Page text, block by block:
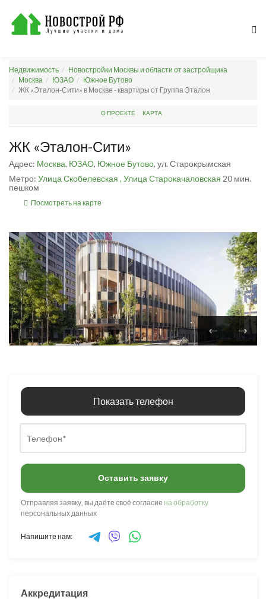
Недвижимость
Новостройки Москвы и области от застройщика
Москва
ЮЗАО
Южное Бутово
ЖК «Эталон-Сити» в Москве - квартиры от Группа Эталон
О ПРОЕКТЕ КАРТА
ЖК «Эталон-Сити»
Адрес: Москва, ЮЗАО, Южное Бутово, ул. Старокрымская
Метро: Улица Скобелевская , Улица Старокачаловская 20 мин.
пешком
Посмотреть на карте
Показать телефон
Оставить заявку
Отправляя заявку, вы даёте своё согласие на обработку
персональных данных
Напишите нам:
Аккредитация